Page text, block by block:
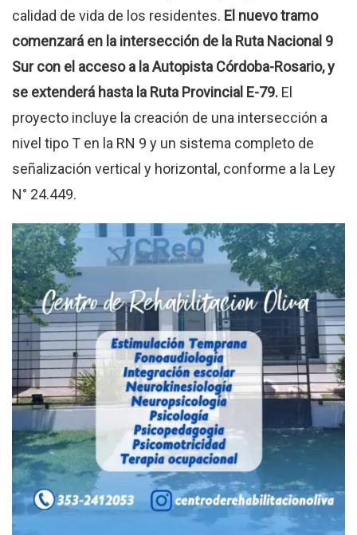
calidad de vida de los residentes. El nuevo tramo
comenzará en la intersección de la Ruta Nacional 9
Sur con el acceso a la Autopista Córdoba-Rosario, y
se extenderá hasta la Ruta Provincial E-79. El
proyecto incluye la creación de una intersección a
nivel tipo T en la RN 9 y un sistema completo de
señalización vertical y horizontal, conforme a la Ley
N° 24.449.